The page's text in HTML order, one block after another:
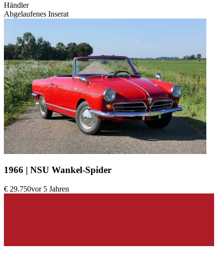
Händler
Abgelaufenes Inserat
1966 | NSU Wankel-Spider
€ 29.750vor 5 Jahren